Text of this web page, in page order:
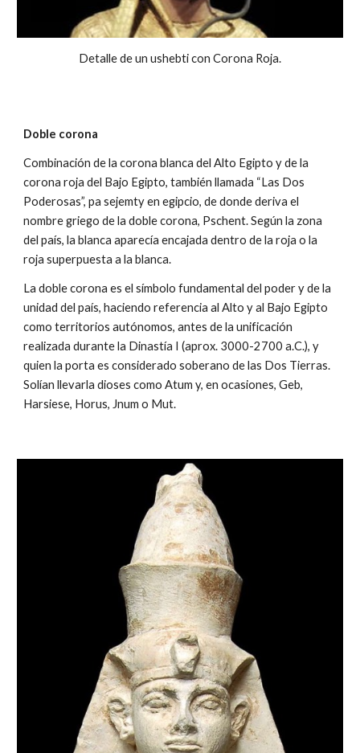
Detalle de un ushebti con Corona Roja.
Doble corona
Combinación de la corona blanca del Alto Egipto y de la
corona roja del Bajo Egipto, también llamada “Las Dos
Poderosas”, pa sejemty en egipcio, de donde deriva el
nombre griego de la doble corona, Pschent. Según la zona
del país, la blanca aparecía encajada dentro de la roja o la
roja superpuesta a la blanca.
La doble corona es el símbolo fundamental del poder y de la
unidad del país, haciendo referencia al Alto y al Bajo Egipto
como territorios autónomos, antes de la unificación
realizada durante la Dinastía I (aprox. 3000-2700 a.C.), y
quien la porta es considerado soberano de las Dos Tierras.
Solían llevarla dioses como Atum y, en ocasiones, Geb,
Harsiese, Horus, Jnum o Mut.